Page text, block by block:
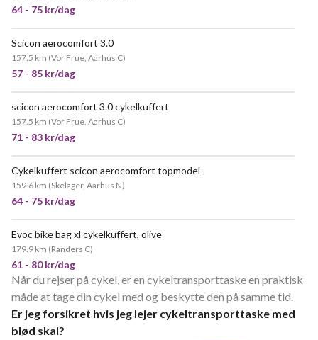
64 - 75 kr/dag
Scicon aerocomfort 3.0
157.5 km (Vor Frue, Aarhus C)
57 - 85 kr/dag
scicon aerocomfort 3.0 cykelkuffert
157.5 km (Vor Frue, Aarhus C)
71 - 83 kr/dag
Cykelkuffert scicon aerocomfort topmodel
159.6 km (Skelager, Aarhus N)
64 - 75 kr/dag
Evoc bike bag xl cykelkuffert, olive
179.9 km (Randers C)
61 - 80 kr/dag
Når du rejser på cykel, er en cykeltransporttaske en praktisk
måde at tage din cykel med og beskytte den på samme tid.
Er jeg forsikret hvis jeg lejer cykeltransporttaske med
blød skal?